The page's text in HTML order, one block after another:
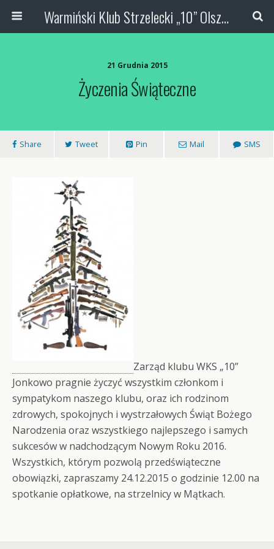
Warmiński Klub Strzelecki „10” Olsztyn
21 Grudnia 2015
Życzenia Świąteczne
Share Tweet Pin Mail SMS
Zarząd klubu WKS „10”
Jonkowo pragnie życzyć wszystkim członkom i
sympatykom naszego klubu, oraz ich rodzinom
zdrowych, spokojnych i wystrzałowych Świąt Bożego
Narodzenia oraz wszystkiego najlepszego i samych
sukcesów w nadchodzącym Nowym Roku 2016.
Wszystkich, którym pozwolą przedświąteczne
obowiązki, zapraszamy 24.12.2015 o godzinie 12.00 na
spotkanie opłatkowe, na strzelnicy w Mątkach.